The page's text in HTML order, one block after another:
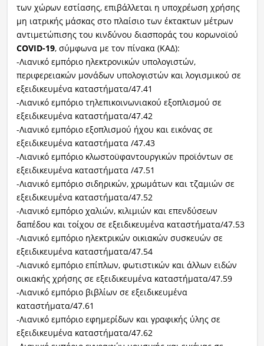
των χώρων εστίασης, επιβάλλεται η υποχρέωση χρήσης
μη ιατρικής μάσκας στο πλαίσιο των έκτακτων μέτρων
αντιμετώπισης του κινδύνου διασποράς του κορωνοϊού
COVID-19, σύμφωνα με τον πίνακα (ΚΑΔ):
-Λιανικό εμπόριο ηλεκτρονικών υπολογιστών,
περιφερειακών μονάδων υπολογιστών και λογισμικού σε
εξειδικευμένα καταστήματα/47.41
-Λιανικό εμπόριο τηλεπικοινωνιακού εξοπλισμού σε
εξειδικευμένα καταστήματα/47.42
-Λιανικό εμπόριο εξοπλισμού ήχου και εικόνας σε
εξειδικευμένα καταστήματα /47.43
-Λιανικό εμπόριο κλωστοϋφαντουργικών προϊόντων σε
εξειδικευμένα καταστήματα /47.51
-Λιανικό εμπόριο σιδηρικών, χρωμάτων και τζαμιών σε
εξειδικευμένα καταστήματα/47.52
-Λιανικό εμπόριο χαλιών, κιλιμιών και επενδύσεων
δαπέδου και τοίχου σε εξειδικευμένα καταστήματα/47.53
-Λιανικό εμπόριο ηλεκτρικών οικιακών συσκευών σε
εξειδικευμένα καταστήματα/47.54
-Λιανικό εμπόριο επίπλων, φωτιστικών και άλλων ειδών
οικιακής χρήσης σε εξειδικευμένα καταστήματα/47.59
-Λιανικό εμπόριο βιβλίων σε εξειδικευμένα
καταστήματα/47.61
-Λιανικό εμπόριο εφημερίδων και γραφικής ύλης σε
εξειδικευμένα καταστήματα/47.62